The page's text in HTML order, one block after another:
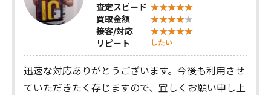
査定スピード
買取金額
接客/対応
リピート
したい
迅速な対応ありがとうございます。今後も利用させ
ていただきたく存じますので、宜しくお願い申し上